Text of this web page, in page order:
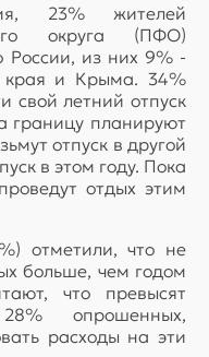
23% жителей
округа (ПФО)
России, из них 9% -
края и Крыма. 34%
свой летний отпуск
границу планируют
отпуск в другой
в этом году. Пока
отдых этим
отметили, что не
больше, чем годом
что превысят
опрошенных,
расходы на эти